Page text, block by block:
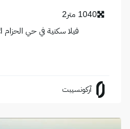
1040 متر2
فيلا سكنية في حي الحزام
آركونسيبت
حي
البحر